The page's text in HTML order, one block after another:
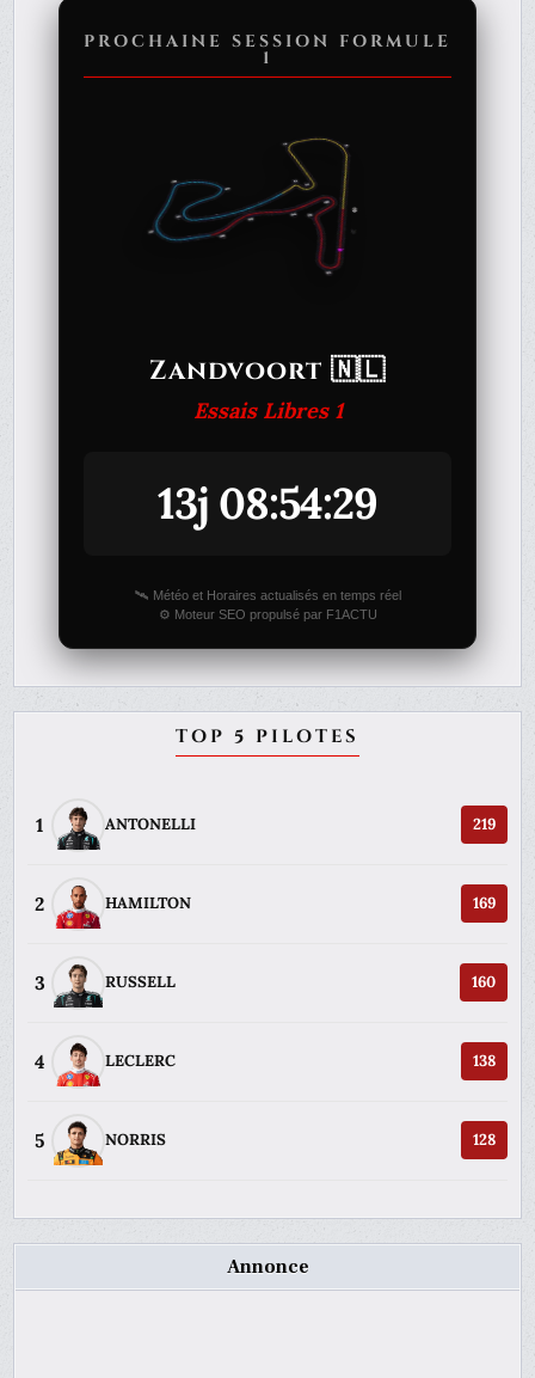
PROCHAINE SESSION FORMULE
1
Zandvoort 🇳🇱
Essais Libres 1
13j 08:54:29
🛰️ Météo et Horaires actualisés en temps réel
⚙️ Moteur SEO propulsé par F1ACTU
TOP 5 PILOTES
1 ANTONELLI 219
2 HAMILTON 169
3 RUSSELL 160
4 LECLERC 138
5 NORRIS 128
Annonce